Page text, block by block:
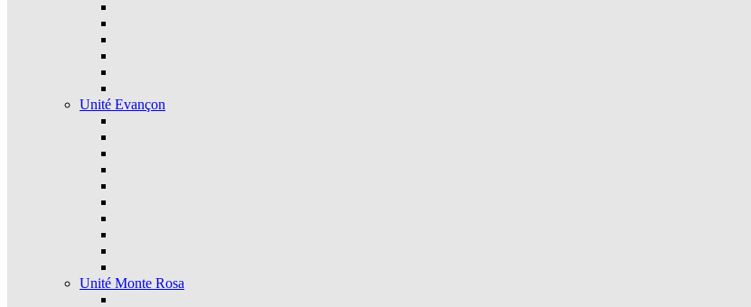
Unité Evançon
Unité Monte Rosa